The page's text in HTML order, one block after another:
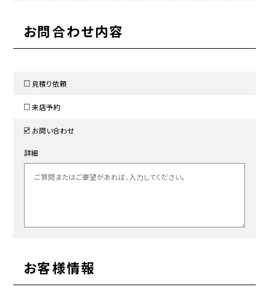
お問合わせ内容
見積り依頼
来店予約
お問い合わせ
詳細
お客様情報